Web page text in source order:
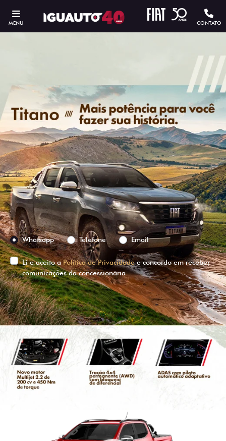
MENU CONTATO
Versão escolhida
Preferência de contato:
Whatsapp
Telefone Email
Li e aceito aPolítica de Privacidadee concordo em receber
comunicações da concessionária.
ENTRAR EM CONTATO
VISUALIZE O
VEÍCULO EM
360°